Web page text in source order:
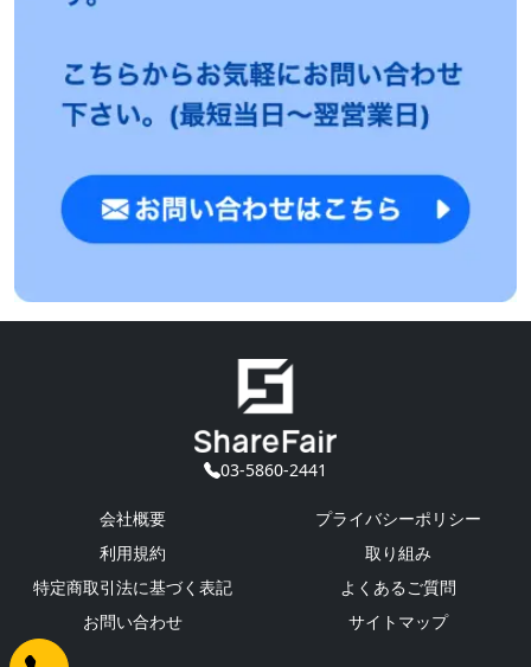
03-5860-2441
会社概要
プライバシーポリシー
利用規約
取り組み
特定商取引法に基づく表記
よくあるご質問
お問い合わせ
サイトマップ